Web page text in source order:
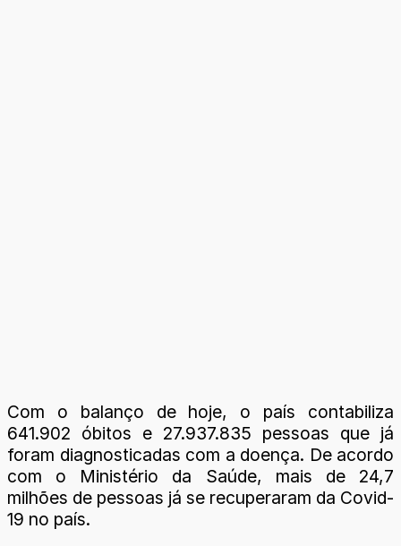
Com o balanço de hoje, o país contabiliza
641.902 óbitos e 27.937.835 pessoas que já
foram diagnosticadas com a doença. De acordo
com o Ministério da Saúde, mais de 24,7
milhões de pessoas já se recuperaram da Covid-
19 no país.